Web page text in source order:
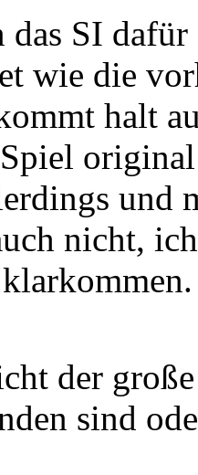
SI dafür
wie die
halt
und
nicht,
der
sind